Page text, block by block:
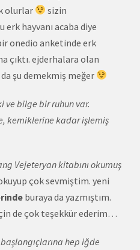
olurlar
sizin
hayvanı acaba diye
onedio anketinde erk
çıktı. ejderhalara olan
şu demekmiş meğer
ve bilge bir ruhun var.
kemiklerine kadar işlemiş
Vejeteryan kitabını okumuş
çok sevmiştim. yeni
buraya da yazmıştım.
de çok teşekkür ederim…
hep iğde